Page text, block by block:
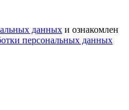
данных и ознакомлен
персональных данных